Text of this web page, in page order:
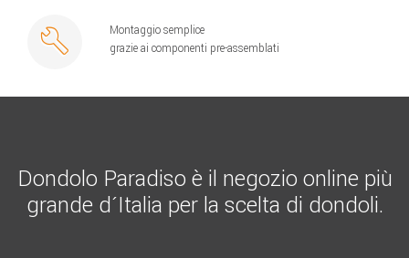
Montaggio semplice
grazie ai componenti pre-assemblati
Dondolo Paradiso è il negozio online più
grande d´Italia per la scelta di dondoli.